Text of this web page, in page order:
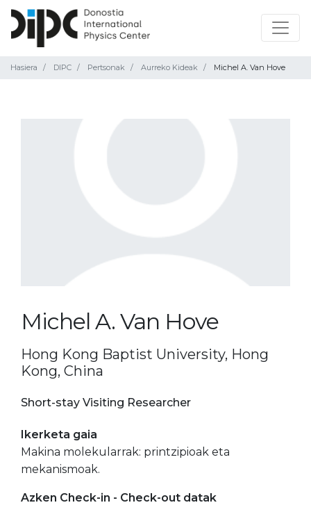
Hasiera DIPC Pertsonak Aurreko Kideak Michel A. Van Hove
Michel A. Van Hove
Hong Kong Baptist University, Hong
Kong, China
Short-stay Visiting Researcher
Ikerketa gaia
Makina molekularrak: printzipioak eta
mekanismoak.
Azken Check-in - Check-out datak